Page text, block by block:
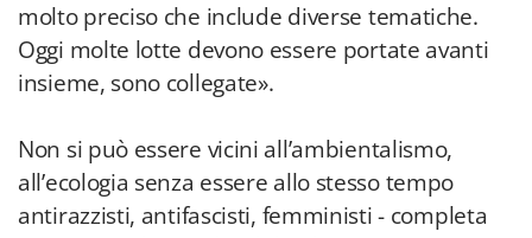
molto preciso che include diverse tematiche.
Oggi molte lotte devono essere portate avanti
insieme, sono collegate».
Non si può essere vicini all’ambientalismo,
all’ecologia senza essere allo stesso tempo
antirazzisti, antifascisti, femministi - completa